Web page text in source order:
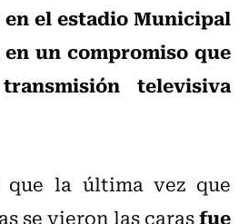
en el estadio Municipal
un compromiso que
televisiva
que la última vez que
se vieron las carasfue